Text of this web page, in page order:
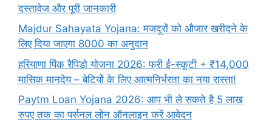
दस्तावेज और पूरी जानकारी
Majdur Sahayata Yojana: मजदूरों को औजार खरीदने के
लिए दिया जाएगा 8000 का अनुदान
हरियाणा पिंक रैपिडो योजना 2026: फ्री ई-स्कूटी + ₹14,000
मासिक मानदेय – बेटियों के लिए आत्मनिर्भरता का नया रास्ता!
Paytm Loan Yojana 2026: आप भी ले सकते है 5 लाख
रुपए तक का पर्सनल लोन ऑनलाइन करें आवेदन